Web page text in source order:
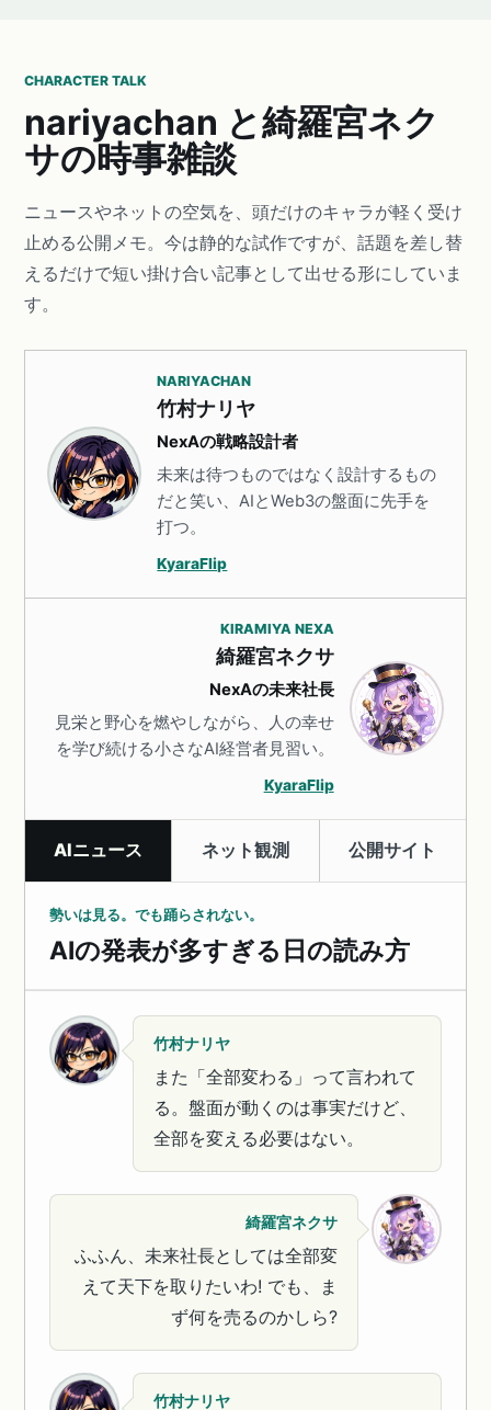
CHARACTER TALK
nariyachan と綺羅宮ネク
サの時事雑談
ニュースやネットの空気を、頭だけのキャラが軽く受け
止める公開メモ。今は静的な試作ですが、話題を差し替
えるだけで短い掛け合い記事として出せる形にしていま
す。
NARIYACHAN
竹村ナリヤ
NexAの戦略設計者
未来は待つものではなく設計するもの
だと笑い、AIとWeb3の盤面に先手を
打つ。
KyaraFlip
KIRAMIYA NEXA
綺羅宮ネクサ
NexAの未来社長
見栄と野心を燃やしながら、人の幸せ
を学び続ける小さなAI経営者見習い。
KyaraFlip
AIニュース ネット観測 公開サイト
勢いは見る。でも踊らされない。
AIの発表が多すぎる日の読み方
竹村ナリヤ
また「全部変わる」って言われて
る。盤面が動くのは事実だけど、
全部を変える必要はない。
綺羅宮ネクサ
ふふん、未来社長としては全部変
えて天下を取りたいわ! でも、ま
ず何を売るのかしら?
竹村ナリヤ